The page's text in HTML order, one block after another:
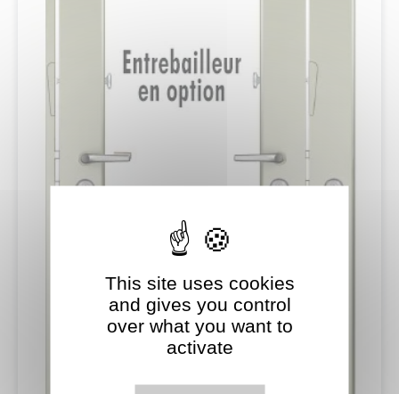
This site uses cookies
and gives you control
over what you want to
activate